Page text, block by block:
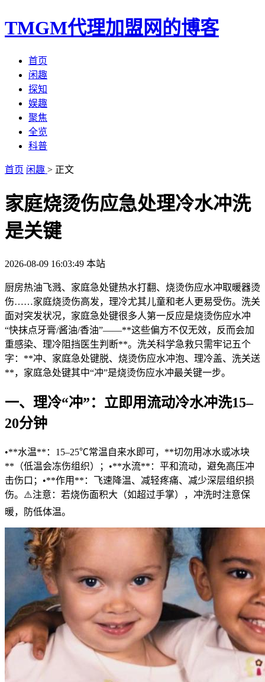
TMGM代理加盟网的博客
首页
闲趣
探知
娱趣
聚焦
全览
科普
首页 闲趣 > 正文
家庭烧烫伤应急处理冷水冲洗
是关键
2026-08-09 16:03:49 本站
厨房热油飞溅、家庭急处键热水打翻、烧烫伤应水冲取暖器烫
伤……家庭烧烫伤高发，理冷尤其儿童和老人更易受伤。洗关
面对突发状况，家庭急处键很多人第一反应是烧烫伤应水冲
“快抹点牙膏/酱油/香油”——**这些偏方不仅无效，反而会加
重感染、理冷阻挡医生判断**。洗关科学急救只需牢记五个
字：**冲、家庭急处键脱、烧烫伤应水冲泡、理冷盖、洗关送
**，家庭急处键其中“冲”是烧烫伤应水冲最关键一步。
一、理冷“冲”：立即用流动冷水冲洗15–
20分钟
•**水温**：15–25℃常温自来水即可，**切勿用冰水或冰块
**（低温会冻伤组织）；•**水流**：平和流动，避免高压冲
击伤口；•**作用**：飞速降温、减轻疼痛、减少深层组织损
伤。⚠️注意：若烧伤面积大（如超过手掌），冲洗时注意保
暖，防低体温。